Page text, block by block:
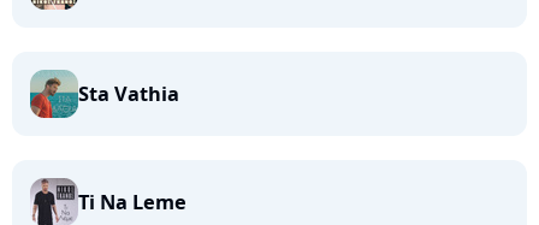
Sta Vathia
Ti Na Leme